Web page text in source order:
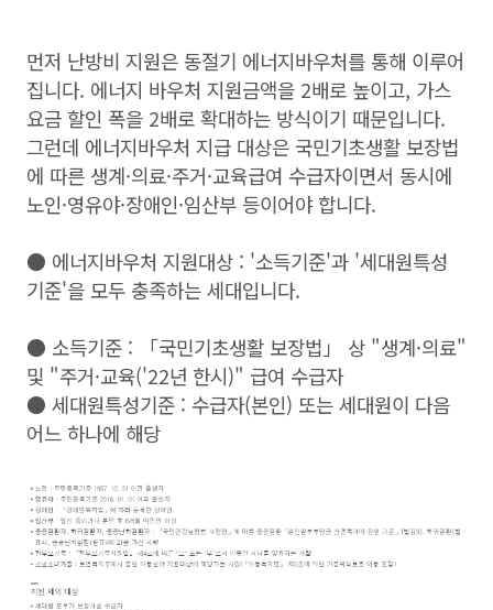
먼저 난방비 지원은 동절기 에너지바우처를 통해 이루어
집니다. 에너지 바우처 지원금액을 2배로 높이고, 가스
요금 할인 폭을 2배로 확대하는 방식이기 때문입니다.
그런데 에너지바우처 지급 대상은 국민기초생활 보장법
에 따른 생계·의료·주거·교육급여 수급자이면서 동시에
노인·영유야·장애인·임산부 등이어야 합니다.
● 에너지바우처 지원대상 : '소득기준'과 '세대원특성
기준'을 모두 충족하는 세대입니다.
● 소득기준 : 「국민기초생활 보장법」 상 "생계·의료"
및 "주거·교육('22년 한시)" 급여 수급자
● 세대원특성기준 : 수급자(본인) 또는 세대원이 다음
어느 하나에 해당